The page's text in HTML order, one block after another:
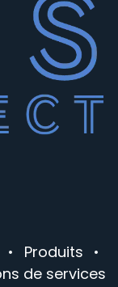
• Produits •
de services